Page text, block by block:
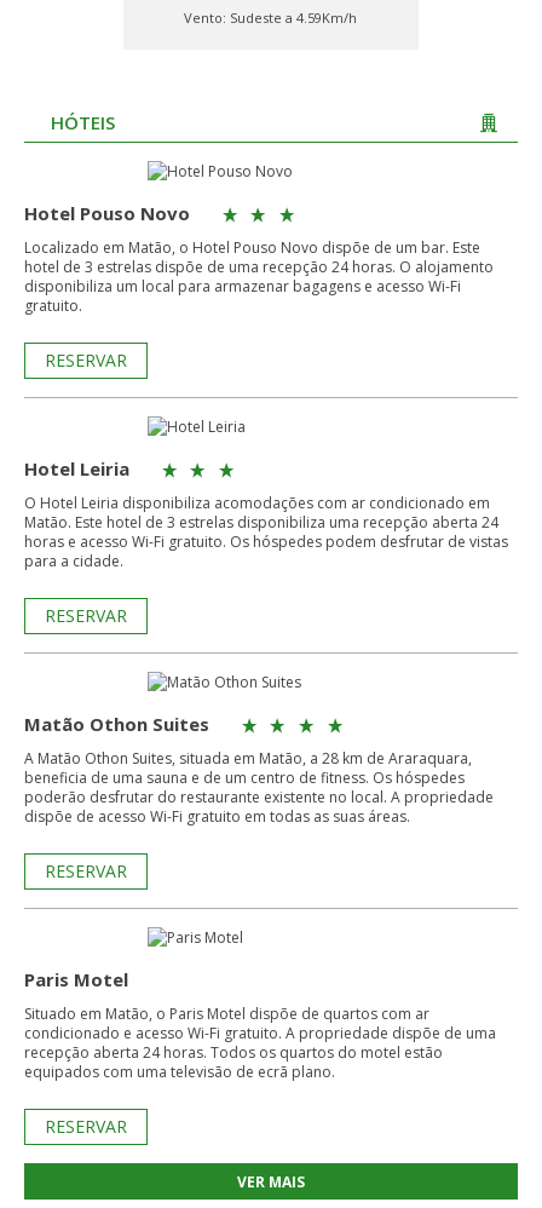
Vento: Sudeste a 4.59Km/h
HÓTEIS
Hotel Pouso Novo
Localizado em Matão, o Hotel Pouso Novo dispõe de um bar. Este
hotel de 3 estrelas dispõe de uma recepção 24 horas. O alojamento
disponibiliza um local para armazenar bagagens e acesso Wi-Fi
gratuito.
RESERVAR
Hotel Leiria
O Hotel Leiria disponibiliza acomodações com ar condicionado em
Matão. Este hotel de 3 estrelas disponibiliza uma recepção aberta 24
horas e acesso Wi-Fi gratuito. Os hóspedes podem desfrutar de vistas
para a cidade.
RESERVAR
Matão Othon Suites
A Matão Othon Suites, situada em Matão, a 28 km de Araraquara,
beneficia de uma sauna e de um centro de fitness. Os hóspedes
poderão desfrutar do restaurante existente no local. A propriedade
dispõe de acesso Wi-Fi gratuito em todas as suas áreas.
RESERVAR
Paris Motel
Situado em Matão, o Paris Motel dispõe de quartos com ar
condicionado e acesso Wi-Fi gratuito. A propriedade dispõe de uma
recepção aberta 24 horas. Todos os quartos do motel estão
equipados com uma televisão de ecrã plano.
RESERVAR
VER MAIS